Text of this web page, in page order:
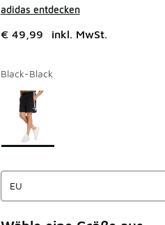
adidas entdecken
€ 49,99 inkl. MwSt.
Black-Black
Seite 1 von 1 zeigt die Farben 1
Bitte wählen Sie einen Stil aus